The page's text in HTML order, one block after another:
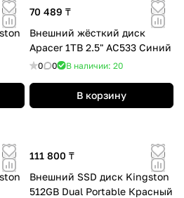
70 489 ₸
Внешний жёсткий диск
Apacer 1TB 2.5" AC533 Синий
0 0 В наличии: 20
В корзину
111 800 ₸
Внешний SSD диск Kingston
512GB Dual Portable Красный